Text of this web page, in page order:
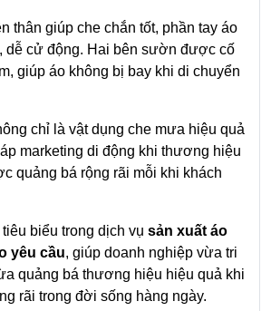
thân giúp che chắn tốt, phần tay áo
dễ cử động. Hai bên sườn được cố
giúp áo không bị bay khi di chuyển
chỉ là vật dụng che mưa hiệu quả
marketing di động khi thương hiệu
quảng bá rộng rãi mỗi khi khách
biểu trong dịch vụ sản xuất áo
yêu cầu, giúp doanh nghiệp vừa tri
quảng bá thương hiệu hiệu quả khi
rãi trong đời sống hàng ngày.